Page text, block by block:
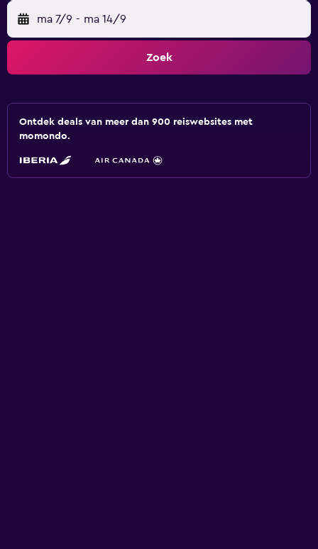
ma 7/9 - ma 14/9
Zoek
Ontdek deals van meer dan 900 reiswebsites met
momondo.